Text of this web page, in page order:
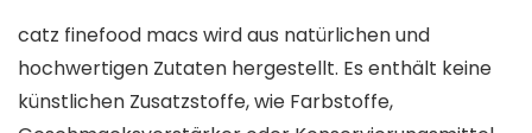
catz finefood macs wird aus natürlichen und
hochwertigen Zutaten hergestellt. Es enthält keine
künstlichen Zusatzstoffe, wie Farbstoffe,